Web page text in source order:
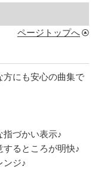
ページトップへ
方にも安心の曲集で
づかい表示♪
るところが明快♪
ンジ♪